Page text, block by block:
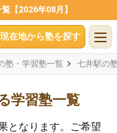
【2026年08月】
現在地から塾を探す
塾・学習塾一覧 七井駅の
学習塾一覧
となります。ご希望